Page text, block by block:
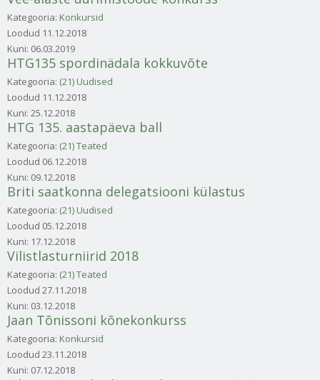
Kategooria: Konkursid
Loodud 11.12.2018
Kuni: 06.03.2019
HTG135 spordinädala kokkuvõte
Kategooria: (21) Uudised
Loodud 11.12.2018
Kuni: 25.12.2018
HTG 135. aastapäeva ball
Kategooria: (21) Teated
Loodud 06.12.2018
Kuni: 09.12.2018
Briti saatkonna delegatsiooni külastus
Kategooria: (21) Uudised
Loodud 05.12.2018
Kuni: 17.12.2018
Vilistlasturniirid 2018
Kategooria: (21) Teated
Loodud 27.11.2018
Kuni: 03.12.2018
Jaan Tõnissoni kõnekonkurss
Kategooria: Konkursid
Loodud 23.11.2018
Kuni: 07.12.2018